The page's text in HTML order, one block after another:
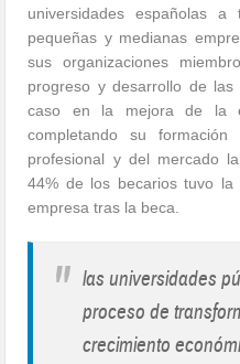
universidades españolas
pequeñas y medianas
sus organizaciones
progreso y desarrollo de
caso en la mejora de la
completando su
profesional y del mercado
44% de los becarios tuvo
empresa tras la beca.
" las universidades
proceso de
crecimiento